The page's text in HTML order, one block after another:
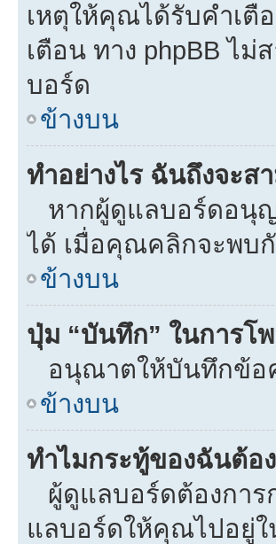
เหตุให้คุณได้รับคำเ
เตือน ทาง phpBB ไ
บอร์ด
ข้างบน
ทำอย่างไร ฉันถึงจะส
หากผู้ดูแลบอร์ดอนุญ
ได้ เมื่อคุณคลิกจะพบ
ข้างบน
ปุ่ม “บันทึก” ในการโ
อนุณาตให้บันทึกข้อค
ข้างบน
ทำไมกระทู้ของฉันต้อ
ผู้ดูแลบอร์ดต้องการ
แลบอร์ดให้คุณไปอยู่ใ